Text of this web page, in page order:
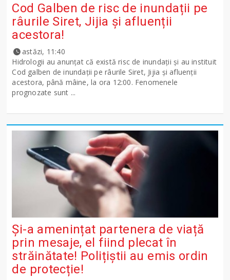
Cod Galben de risc de inundații pe
râurile Siret, Jijia și afluenții
acestora!
astăzi, 11:40
Hidrologii au anunțat că există risc de inundații și au instituit
Cod galben de inundații pe râurile Siret, Jijia și afluenții
acestora, până mâine, la ora 12:00. Fenomenele
prognozate sunt ...
Și-a amenințat partenera de viață
prin mesaje, el fiind plecat în
străinătate! Polițiștii au emis ordin
de protecție!